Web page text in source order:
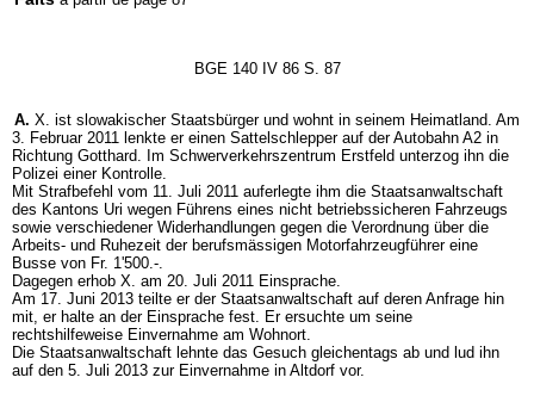
BGE 140 IV 86 S. 87
A. X. ist slowakischer Staatsbürger und wohnt in seinem Heimatland. Am
3. Februar 2011 lenkte er einen Sattelschlepper auf der Autobahn A2 in
Richtung Gotthard. Im Schwerverkehrszentrum Erstfeld unterzog ihn die
Polizei einer Kontrolle.
Mit Strafbefehl vom 11. Juli 2011 auferlegte ihm die Staatsanwaltschaft
des Kantons Uri wegen Führens eines nicht betriebssicheren Fahrzeugs
sowie verschiedener Widerhandlungen gegen die Verordnung über die
Arbeits- und Ruhezeit der berufsmässigen Motorfahrzeugführer eine
Busse von Fr. 1'500.-.
Dagegen erhob X. am 20. Juli 2011 Einsprache.
Am 17. Juni 2013 teilte er der Staatsanwaltschaft auf deren Anfrage hin
mit, er halte an der Einsprache fest. Er ersuchte um seine
rechtshilfeweise Einvernahme am Wohnort.
Die Staatsanwaltschaft lehnte das Gesuch gleichentags ab und lud ihn
auf den 5. Juli 2013 zur Einvernahme in Altdorf vor.